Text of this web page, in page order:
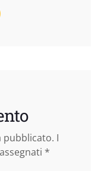
pubblicato. I
*